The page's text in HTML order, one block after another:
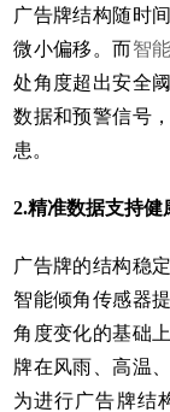
广告牌结构随时
微小偏移。而智
处角度超出安全
数据和预警信号
患。
2.精准数据支持健
广告牌的结构稳
智能倾角传感器
角度变化的基础
牌在风雨、高温
为进行广告牌结